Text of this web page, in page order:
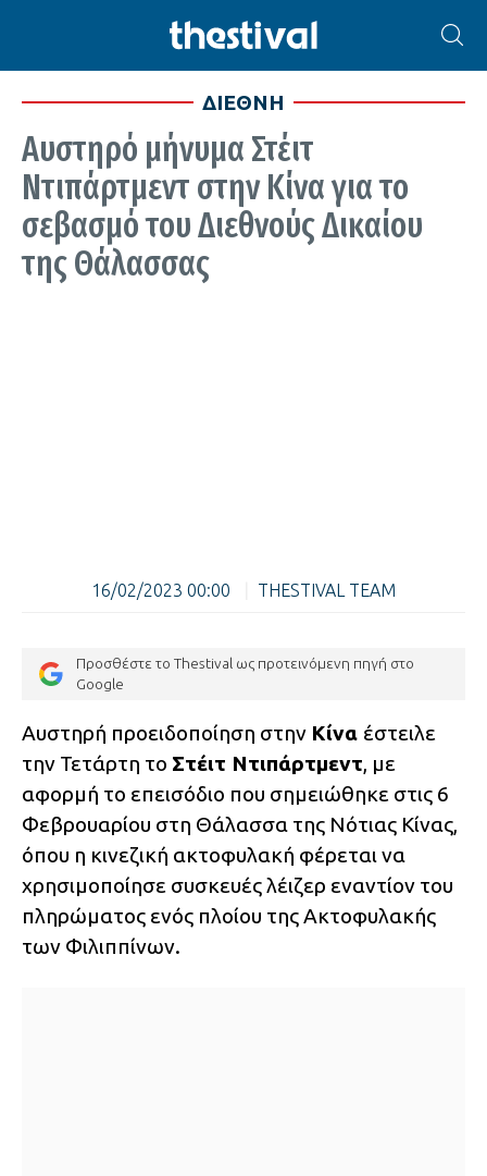
ΔΙΕΘΝΗ
Αυστηρό μήνυμα Στέιτ
Ντιπάρτμεντ στην Κίνα για το
σεβασμό του Διεθνούς Δικαίου
της Θάλασσας
16/02/2023 00:00 THESTIVAL TEAM
Προσθέστε το Thestival ως προτεινόμενη πηγή στο
Google
Αυστηρή προειδοποίηση στην Κίνα έστειλε
την Τετάρτη το Στέιτ Ντιπάρτμεντ, με
αφορμή το επεισόδιο που σημειώθηκε στις 6
Φεβρουαρίου στη Θάλασσα της Νότιας Κίνας,
όπου η κινεζική ακτοφυλακή φέρεται να
χρησιμοποίησε συσκευές λέιζερ εναντίον του
πληρώματος ενός πλοίου της Ακτοφυλακής
των Φιλιππίνων.